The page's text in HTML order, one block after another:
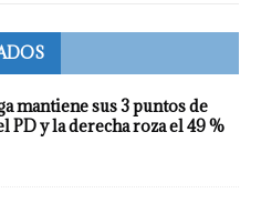
mantiene sus 3 puntos de
PD y la derecha roza el 49 %